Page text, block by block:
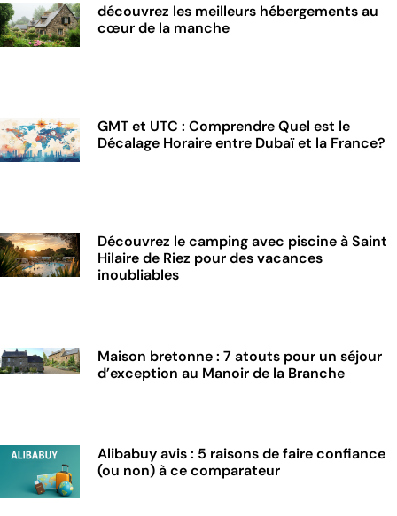
découvrez les meilleurs hébergements au
cœur de la manche
GMT et UTC : Comprendre Quel est le
Décalage Horaire entre Dubaï et la France?
Découvrez le camping avec piscine à Saint
Hilaire de Riez pour des vacances
inoubliables
Maison bretonne : 7 atouts pour un séjour
d’exception au Manoir de la Branche
Alibabuy avis : 5 raisons de faire confiance
(ou non) à ce comparateur